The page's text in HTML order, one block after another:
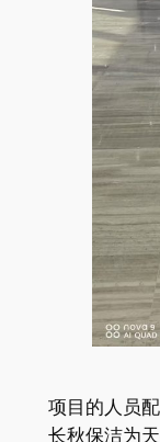
项目的人员
长秋保洁为